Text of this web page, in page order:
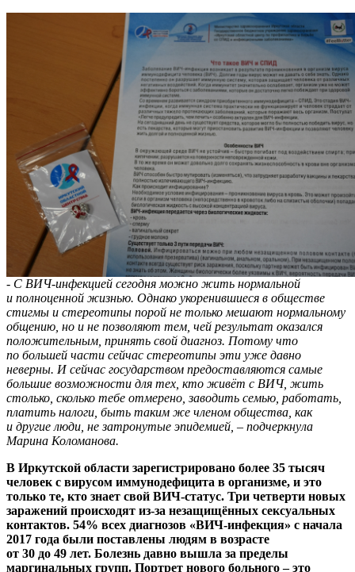
- С ВИЧ-инфекцией сегодня можно жить нормальной
и полноценной жизнью. Однако укоренившиеся в обществе
стигмы и стереотипы порой не только мешают нормальному
общению, но и не позволяют тем, чей результат оказался
положительным, принять свой диагноз. Потому что
по большей части сейчас стереотипы эти уже давно
неверны. И сейчас государством предоставляются самые
большие возможности для тех, кто живёт с ВИЧ, жить
столько, сколько тебе отмерено, заводить семью, работать,
платить налоги, быть таким же членом общества, как
и другие люди, не затронутые эпидемией, – подчеркнула
Марина Коломанова.
В Иркутской области зарегистрировано более 35 тысяч
человек с вирусом иммунодефицита в организме, и это
только те, кто знает свой ВИЧ-статус. Три четверти новых
заражений происходят из-за незащищённых сексуальных
контактов. 54% всех диагнозов «ВИЧ-инфекция» с начала
2017 года были поставлены людям в возрасте
от 30 до 49 лет. Болезнь давно вышла за пределы
маргинальных групп. Портрет нового больного – это